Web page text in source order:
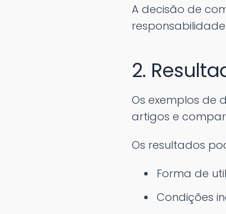
A decisão de
2.
Os exemplos de
artigos e
Os resultados
Forma de
Condições